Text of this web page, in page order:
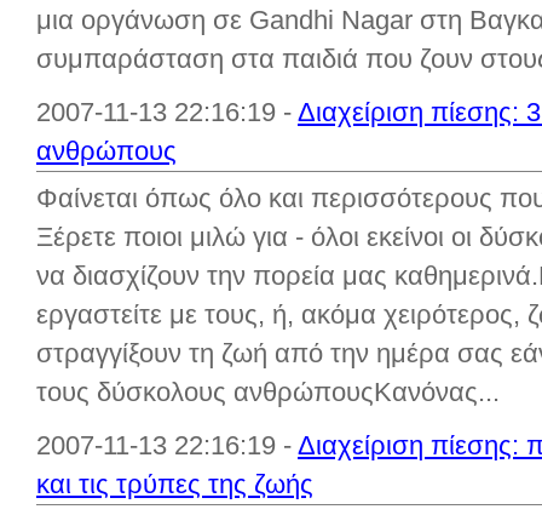
μια οργάνωση σε Gandhi Nagar στη
συμπαράσταση στα παιδιά που ζουν
2007-11-13 22:16:19 - Διαχείριση πίεσης:
ανθρώπους
Φαίνεται όπως όλο και περισσότερους
Ξέρετε ποιοι μιλώ για - όλοι εκείνοι οι
να διασχίζουν την πορεία μας
εργαστείτε με τους, ή, ακόμα
στραγγίξουν τη ζωή από την ημέρα σας
τους δύσκολους ανθρώπουςΚανόνας...
2007-11-13 22:16:19 - Διαχείριση πίεσης:
και τις τρύπες της ζωής